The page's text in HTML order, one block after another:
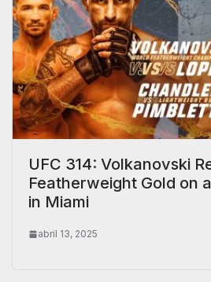
UFC 314: Volkanovski
Featherweight Gold on
in Miami
abril 13, 2025